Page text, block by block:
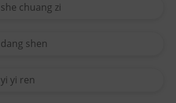
she chuang zi
dang shen
yi yi ren